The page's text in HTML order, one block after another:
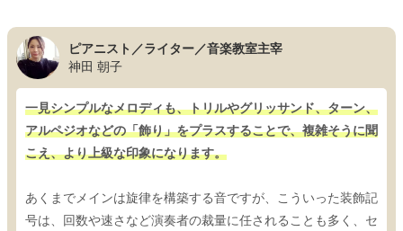
ピアニスト／ライター／音楽教室主宰
神田 朝子
一見シンプルなメロディも、トリルやグリッサンド、ターン、
アルペジオなどの「飾り」をプラスすることで、複雑そうに聞
こえ、より上級な印象になります。
あくまでメインは旋律を構築する音ですが、こういった装飾記
号は、回数や速さなど演奏者の裁量に任されることも多く、セ